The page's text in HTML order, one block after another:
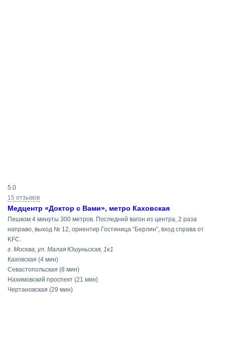
поиска
5.0
15 отзывов
Медцентр «Доктор с Вами», метро Каховская
Пешком 4 минуты 300 метров. Последний вагон из центра, 2 раза
направо, выход № 12, ориентир Гостиница “Берлин”, вход справа от
KFC.
г. Москва, ул. Малая Юшуньская, 1к1
Каховская (4 мин)
Севастопольская (8 мин)
Нахимовский проспект (21 мин)
Чертановская (29 мин)